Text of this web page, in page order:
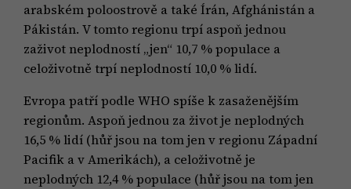
arabském poloostrově a také Írán, Afghánistán a
Pákistán. V tomto regionu trpí aspoň jednou
zaživot neplodností „jen“ 10,7 % populace a
celoživotně trpí neplodností 10,0 % lidí.
Evropa patří podle WHO spíše k zasaženějším
regionům. Aspoň jednou za život je neplodných
16,5 % lidí (hůř jsou na tom jen v regionu Západní
Pacifik a v Amerikách), a celoživotně je
neplodných 12,4 % populace (hůř jsou na tom jen